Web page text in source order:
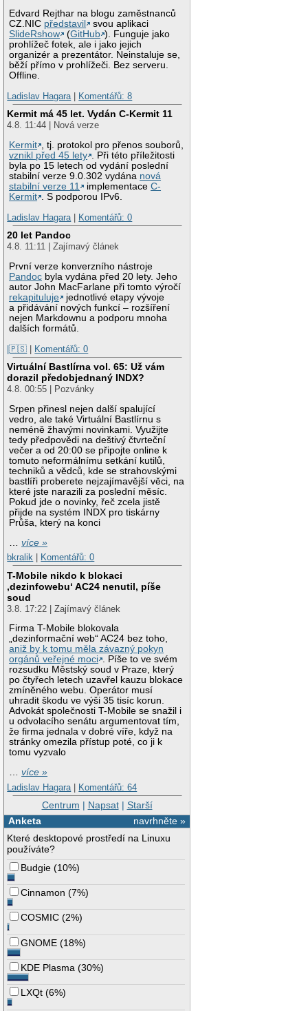
Edvard Rejthar na blogu zaměstnanců
CZ.NIC představil
svou aplikaci
SlideRshow
(GitHub ). Funguje jako
prohlížeč fotek, ale i jako jejich
organizér a prezentátor. Neinstaluje se,
běží přímo v prohlížeči. Bez serveru.
Offline.
Ladislav Hagara | Komentářů: 8
Kermit má 45 let. Vydán C-Kermit 11
4.8. 11:44 | Nová verze
Kermit , tj. protokol pro přenos souborů,
vznikl před 45 lety . Při této příležitosti
byla po 15 letech od vydání poslední
stabilní verze 9.0.302 vydána nová
stabilní verze 11
implementaceC-
Kermit . S podporou IPv6.
Ladislav Hagara | Komentářů: 0
20 let Pandoc
4.8. 11:11 | Zajímavý článek
První verze konverzního nástroje
Pandoc byla vydána před 20 lety. Jeho
autor John MacFarlane při tomto výročí
rekapituluje
jednotlivé etapy vývoje
a přidávání nových funkcí – rozšíření
nejen Markdownu a podporu mnoha
dalších formátů.
|🇵🇸 | Komentářů: 0
Virtuální Bastlírna vol. 65: Už vám
dorazil předobjednaný INDX?
4.8. 00:55 | Pozvánky
Srpen přinesl nejen další spalující
vedro, ale také Virtuální Bastlírnu s
neméně žhavými novinkami. Využijte
tedy předpovědi na deštivý čtvrteční
večer a od 20:00 se připojte online k
tomuto neformálnímu setkání kutilů,
techniků a vědců, kde se strahovskými
bastlíři proberete nejzajímavější věci, na
které jste narazili za poslední měsíc.
Pokud jde o novinky, řeč zcela jistě
přijde na systém INDX pro tiskárny
Průša, který na konci
…více »
bkralik
Komentářů: 0
T-Mobile nikdo k blokaci
‚dezinfowebu‘ AC24 nenutil, píše
soud
3.8. 17:22 | Zajímavý článek
Firma T-Mobile blokovala
„dezinformační web“ AC24 bez toho,
aniž by k tomu měla závazný pokyn
orgánů veřejné moci . Píše to ve svém
rozsudku Městský soud v Praze, který
po čtyřech letech uzavřel kauzu blokace
zmíněného webu. Operátor musí
uhradit škodu ve výši 35 tisíc korun.
Advokát společnosti T-Mobile se snažil i
u odvolacího senátu argumentovat tím,
že firma jednala v dobré víře, když na
stránky omezila přístup poté, co ji k
tomu vyzvalo
…více »
Ladislav Hagara | Komentářů: 64
Centrum | Napsat| Starší
navrhněte »
Anketa
Které desktopové prostředí na Linuxu
používáte?
Budgie (10%)
Cinnamon (7%)
COSMIC (2%)
GNOME (18%)
KDE Plasma (30%)
LXQt (6%)